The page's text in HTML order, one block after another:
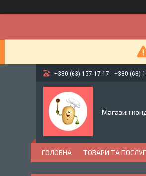
+380 (63) 157-17-17 +380 (68)
Магазин
ГОЛОВНА ТОВАРИ ТА